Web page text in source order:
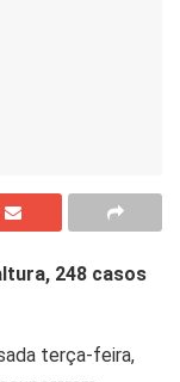
248 casos
terça-feira,